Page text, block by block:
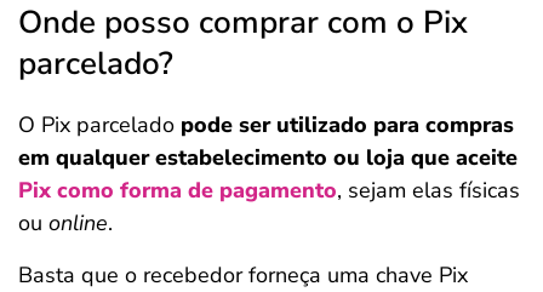
Onde posso comprar com o Pix
parcelado?
O Pix parcelado pode ser utilizado para compras
em qualquer estabelecimento ou loja que aceite
Pix como forma de pagamento, sejam elas físicas
ou online.
Basta que o recebedor forneça uma chave Pix